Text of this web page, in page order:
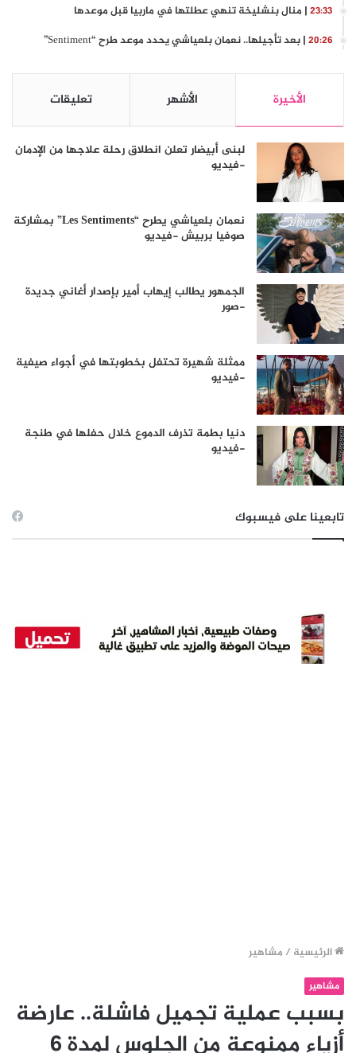
23:33 | منال بنشليخة تنهي عطلتها في ماربيا قبل موعدها
20:26 | بعد تأجيلها.. نعمان بلعياشي يحدد موعد طرح “Sentiment”
الأخيرة الأشهر تعليقات
لبنى أبيضار تعلن انطلاق رحلة علاجها من الإدمان
-فيديو
نعمان بلعياشي يطرح “Les Sentiments” بمشاركة
صوفيا بربيش -فيديو
الجمهور يطالب إيهاب أمير بإصدار أغاني جديدة
-صور
ممثلة شهيرة تحتفل بخطوبتها في أجواء صيفية
-فيديو
دنيا بطمة تذرف الدموع خلال حفلها في طنجة
-فيديو
تابعينا على فيسبوك